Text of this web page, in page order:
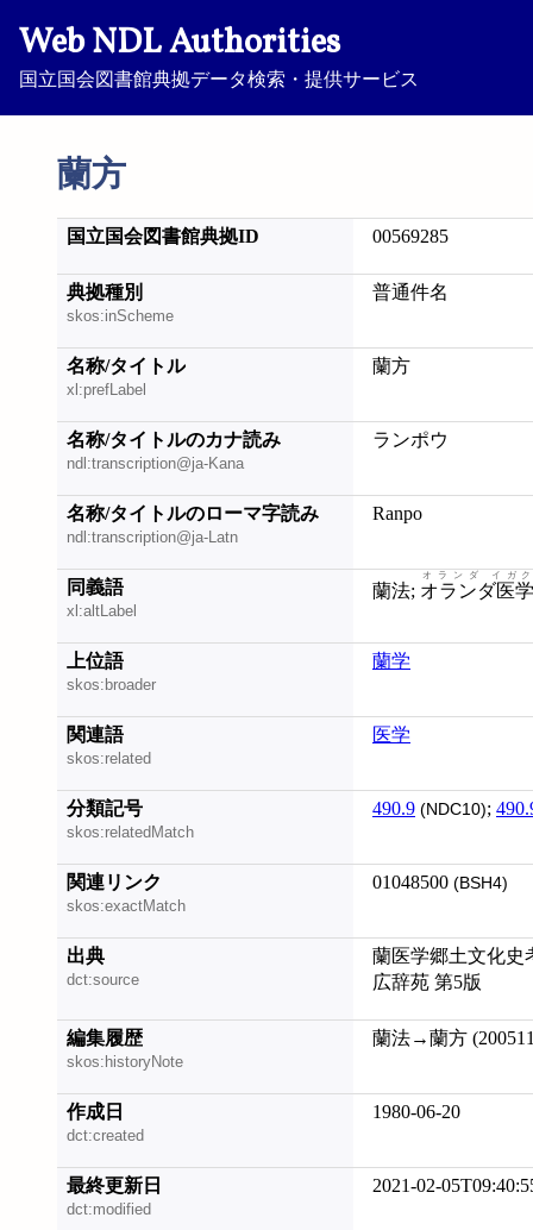
Web NDL Authorities
国立国会図書館典拠データ検索・提供サービス
蘭方
国立国会図書館典拠ID 00569285
典拠種別
skos:inScheme
普通件名
名称/タイトル
xl:prefLabel
蘭方
名称/タイトルのカナ読み
ndl:transcription@ja-Kana
ランポウ
名称/タイトルのローマ字読み
ndl:transcription@ja-Latn
Ranpo
同義語
xl:altLabel
蘭法; オランダ医学
オランダ イガク
上位語
skos:broader
蘭学
関連語
skos:related
医学
分類記号
skos:relatedMatch
490.9 (NDC10);
関連リンク
skos:exactMatch
01048500 (BSH4)
出典
dct:source
蘭医学郷土文化史
広辞苑 第5版
編集履歴
skos:historyNote
蘭法→蘭方
作成日
dct:created
1980-06-20
最終更新日
dct:modified
2021-02-